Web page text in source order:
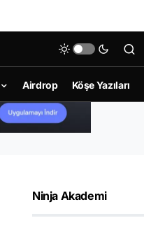
Airdrop Köşe Yazıları
Ninja Akademi